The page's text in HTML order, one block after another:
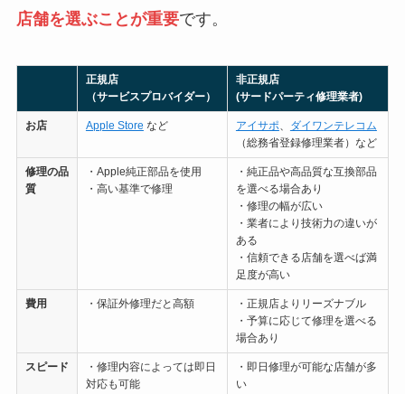
店舗を選ぶことが重要です。
正規店
（サービスプロバイダー）
非正規店
(サードパーティ修理業者)
お店 Apple Store など アイサポ、 ダイワンテレコム
（総務省登録修理業者）など
修理の品
質
・Apple純正部品を使用
・高い基準で修理
・純正品や高品質な互換部品
を選べる場合あり
・修理の幅が広い
・業者により技術力の違いが
ある
・信頼できる店舗を選べば満
足度が高い
費用 ・保証外修理だと高額
・正規店よりリーズナブル
・予算に応じて修理を選べる
場合あり
スピード
・修理内容によっては即日
対応も可能
・即日修理が可能な店舗が多
い